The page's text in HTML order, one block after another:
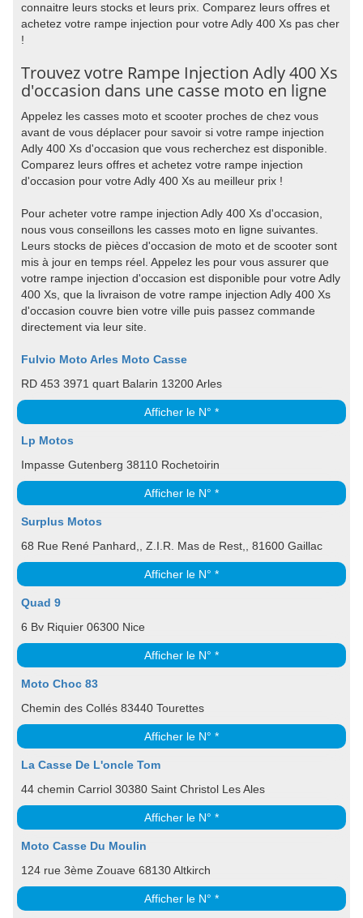
connaitre leurs stocks et leurs prix. Comparez leurs offres et
achetez votre rampe injection pour votre Adly 400 Xs pas cher
!
Trouvez votre Rampe Injection Adly 400 Xs
d'occasion dans une casse moto en ligne
Appelez les casses moto et scooter proches de chez vous
avant de vous déplacer pour savoir si votre rampe injection
Adly 400 Xs d'occasion que vous recherchez est disponible.
Comparez leurs offres et achetez votre rampe injection
d'occasion pour votre Adly 400 Xs au meilleur prix !
Pour acheter votre rampe injection Adly 400 Xs d'occasion,
nous vous conseillons les casses moto en ligne suivantes.
Leurs stocks de pièces d'occasion de moto et de scooter sont
mis à jour en temps réel. Appelez les pour vous assurer que
votre rampe injection d'occasion est disponible pour votre Adly
400 Xs, que la livraison de votre rampe injection Adly 400 Xs
d'occasion couvre bien votre ville puis passez commande
directement via leur site.
Fulvio Moto Arles Moto Casse
RD 453 3971 quart Balarin 13200 Arles
Afficher le N° *
Lp Motos
Impasse Gutenberg 38110 Rochetoirin
Afficher le N° *
Surplus Motos
68 Rue René Panhard,, Z.I.R. Mas de Rest,, 81600 Gaillac
Afficher le N° *
Quad 9
6 Bv Riquier 06300 Nice
Afficher le N° *
Moto Choc 83
Chemin des Collés 83440 Tourettes
Afficher le N° *
La Casse De L'oncle Tom
44 chemin Carriol 30380 Saint Christol Les Ales
Afficher le N° *
Moto Casse Du Moulin
124 rue 3ème Zouave 68130 Altkirch
Afficher le N° *